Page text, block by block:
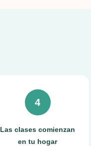
4
Las clases comienzan
en tu hogar